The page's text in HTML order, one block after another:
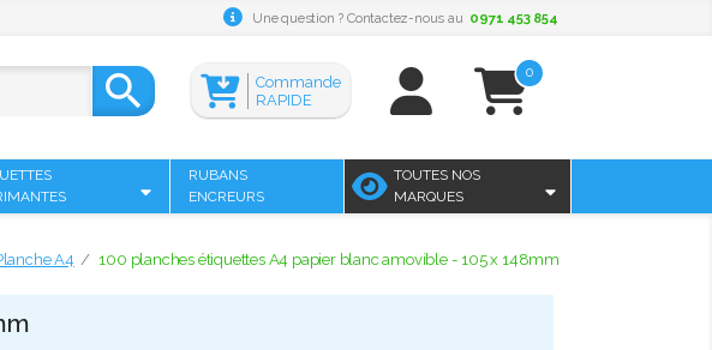
Une question ? Contactez-nous au 0971 453 854
 0
Commande
RAPIDE
RUBANS
ENCREURS
TOUTES NOS
MARQUES
A4 100 planches étiquettes A4 papier blanc amovible - 105 x 148mm